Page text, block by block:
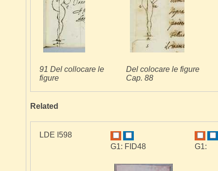
91 Del collocare le
figure
Del colocare le figure
Cap. 88
Related
LDE I598
G1: FID48
G1: